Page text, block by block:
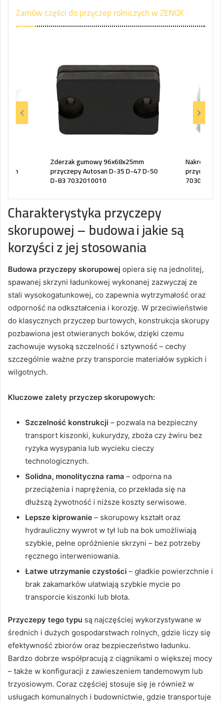
Zamów części do przyczep rolniczych w ZENOX
Zderzak gumowy 96x68x25mm
przyczepy Autosan D-35 D-47 D-50
D-83 7032010010
Nakrętka
przyczep
Charakterystyka przyczepy
skorupowej – budowa i jakie są
korzyści z jej stosowania
Budowa przyczepy skorupowej opiera się na jednolitej,
spawanej skrzyni ładunkowej wykonanej zazwyczaj ze
stali wysokogatunkowej, co zapewnia wytrzymałość oraz
odporność na odkształcenia i korozję. W przeciwieństwie
do klasycznych przyczep burtowych, konstrukcja skorupy
pozbawiona jest otwieranych boków, dzięki czemu
zachowuje wysoką szczelność i sztywność – cechy
szczególnie ważne przy transporcie materiałów sypkich i
wilgotnych.
Kluczowe zalety przyczep skorupowych:
Szczelność konstrukcji – pozwala na bezpieczny
transport kiszonki, kukurydzy, zboża czy żwiru bez
ryzyka wysypania lub wycieku cieczy
technologicznych.
Solidna, monolityczna rama – odporna na
przeciążenia i naprężenia, co przekłada się na
dłuższą żywotność i niższe koszty serwisowe.
Lepsze kiprowanie – skorupowy kształt oraz
hydrauliczny wywrot w tył lub na bok umożliwiają
szybkie, pełne opróżnienie skrzyni – bez potrzeby
ręcznego interweniowania.
Łatwe utrzymanie czystości – gładkie powierzchnie i
brak zakamarków ułatwiają szybkie mycie po
transporcie kiszonki lub błota.
Przyczepy tego typu są najczęściej wykorzystywane w
średnich i dużych gospodarstwach rolnych, gdzie liczy się
efektywność zbiorów oraz bezpieczeństwo ładunku.
Bardzo dobrze współpracują z ciągnikami o większej mocy
– także w konfiguracji z zawieszeniem tandemowym lub
trzyosiowym. Coraz częściej stosuje się je również w
usługach komunalnych i budownictwie, gdzie transportuje